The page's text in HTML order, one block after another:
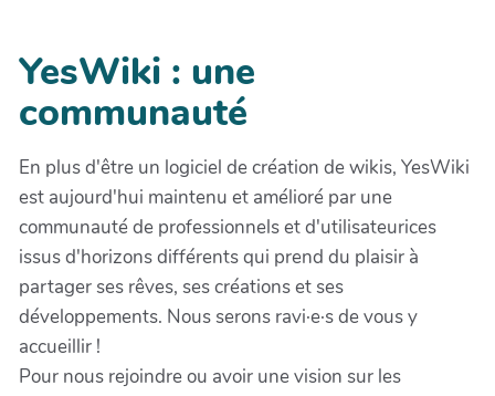
YesWiki : une
communauté
En plus d'être un logiciel de création de wikis, YesWiki
est aujourd'hui maintenu et amélioré par une
communauté de professionnels et d'utilisateurices
issus d'horizons différents qui prend du plaisir à
partager ses rêves, ses créations et ses
développements. Nous serons ravi·e·s de vous y
accueillir !
Pour nous rejoindre ou avoir une vision sur les